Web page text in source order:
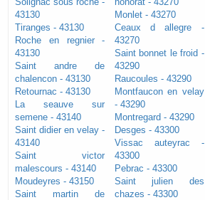
43130
Tiranges - 43130
Roche en regnier -
43130
Saint andre de
chalencon - 43130
Retournac - 43130
La seauve sur
semene - 43140
Saint didier en velay -
43140
Saint victor
malescours - 43140
Moudeyres - 43150
Saint martin de
Monlet - 43270
Ceaux d allegre -
43270
Saint bonnet le froid -
43290
Raucoules - 43290
Montfaucon en velay
- 43290
Montregard - 43290
Desges - 43300
Vissac auteyrac -
43300
Pebrac - 43300
Saint julien des
chazes - 43300